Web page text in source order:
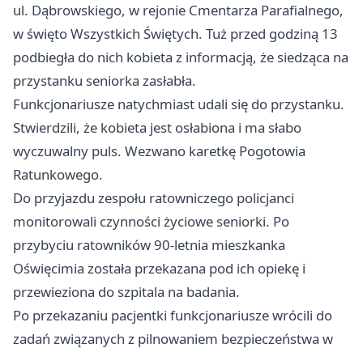
ul. Dąbrowskiego, w rejonie Cmentarza Parafialnego,
w święto Wszystkich Świętych. Tuż przed godziną 13
podbiegła do nich kobieta z informacją, że siedząca na
przystanku seniorka zasłabła.
Funkcjonariusze natychmiast udali się do przystanku.
Stwierdzili, że kobieta jest osłabiona i ma słabo
wyczuwalny puls. Wezwano karetkę Pogotowia
Ratunkowego.
Do przyjazdu zespołu ratowniczego policjanci
monitorowali czynności życiowe seniorki. Po
przybyciu ratowników 90-letnia mieszkanka
Oświęcimia została przekazana pod ich opiekę i
przewieziona do szpitala na badania.
Po przekazaniu pacjentki funkcjonariusze wrócili do
zadań związanych z pilnowaniem bezpieczeństwa w